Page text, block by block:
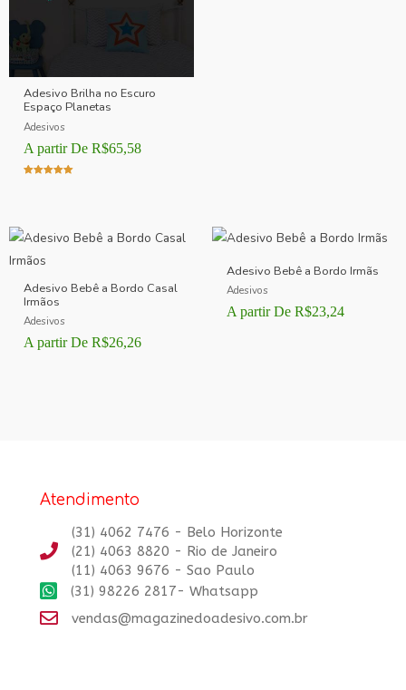
Adesivo Brilha no Escuro
Espaço Planetas
Adesivos
A partir De R$65,58
Adesivo Bebê a Bordo Casal
Irmãos
Adesivos
A partir De R$26,26
Adesivo Bebê a Bordo Irmãs
Adesivos
A partir De R$23,24
Atendimento
(31) 4062 7476 - Belo Horizonte
(21) 4063 8820 - Rio de Janeiro
(11) 4063 9676 - Sao Paulo
(31) 98226 2817- Whatsapp
vendas@magazinedoadesivo.com.br